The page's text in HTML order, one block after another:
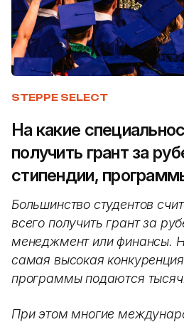
STEPPE SELECT
На какие
получить грант за
стипендии,
Большинство студентов
всего получить грант за
менеджмент или финансы.
самая высокая
программы подаются
При этом многие